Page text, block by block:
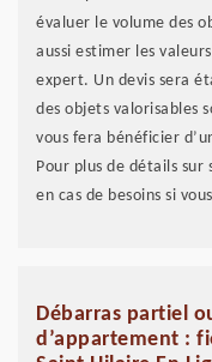
évaluer le volume des
aussi estimer les
expert. Un devis sera
des objets valorisables
vous fera bénéficier
Pour plus de détails sur
en cas de besoins si
Débarras partiel
d’appartement :